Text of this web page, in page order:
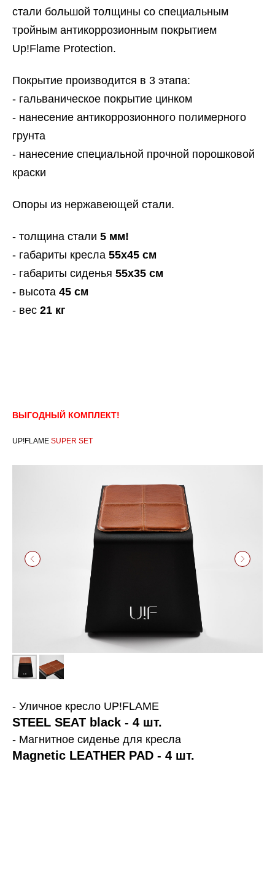
стали большой толщины со специальным
тройным антикоррозионным покрытием
Up!Flame Protection.
Покрытие производится в 3 этапа:
- гальваническое покрытие цинком
- нанесение антикоррозионного полимерного
грунта
- нанесение специальной прочной порошковой
краски
Опоры из нержавеющей стали.
- толщина стали 5 мм!
- габариты кресла 55х45 см
- габариты сиденья 55х35 см
- высота 45 см
- вес 21 кг
ВЫГОДНЫЙ КОМПЛЕКТ!
UP!FLAME SUPER SET
- Уличное кресло UP!FLAME
STEEL SEAT black - 4 шт.
- Магнитное сиденье для кресла
Magnetic LEATHER PAD - 4 шт.